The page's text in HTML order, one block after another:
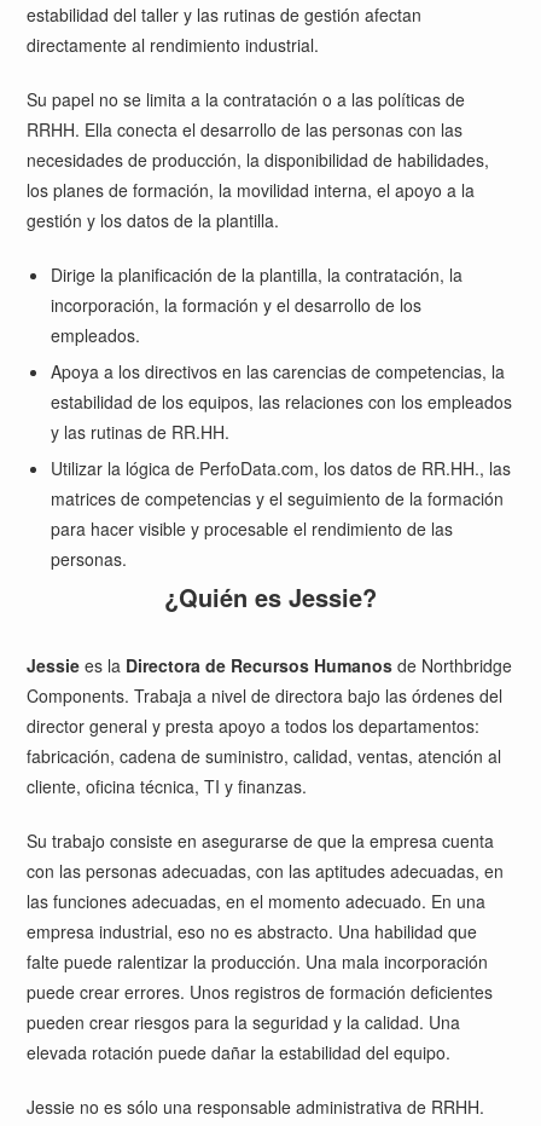
estabilidad del taller y las rutinas de gestión afectan
directamente al rendimiento industrial.
Su papel no se limita a la contratación o a las políticas de
RRHH. Ella conecta el desarrollo de las personas con las
necesidades de producción, la disponibilidad de habilidades,
los planes de formación, la movilidad interna, el apoyo a la
gestión y los datos de la plantilla.
Dirige la planificación de la plantilla, la contratación, la
incorporación, la formación y el desarrollo de los
empleados.
Apoya a los directivos en las carencias de competencias, la
estabilidad de los equipos, las relaciones con los empleados
y las rutinas de RR.HH.
Utilizar la lógica de PerfoData.com, los datos de RR.HH., las
matrices de competencias y el seguimiento de la formación
para hacer visible y procesable el rendimiento de las
personas.
¿Quién es Jessie?
Jessie es la Directora de Recursos Humanos de Northbridge
Components. Trabaja a nivel de directora bajo las órdenes del
director general y presta apoyo a todos los departamentos:
fabricación, cadena de suministro, calidad, ventas, atención al
cliente, oficina técnica, TI y finanzas.
Su trabajo consiste en asegurarse de que la empresa cuenta
con las personas adecuadas, con las aptitudes adecuadas, en
las funciones adecuadas, en el momento adecuado. En una
empresa industrial, eso no es abstracto. Una habilidad que
falte puede ralentizar la producción. Una mala incorporación
puede crear errores. Unos registros de formación deficientes
pueden crear riesgos para la seguridad y la calidad. Una
elevada rotación puede dañar la estabilidad del equipo.
Jessie no es sólo una responsable administrativa de RRHH.